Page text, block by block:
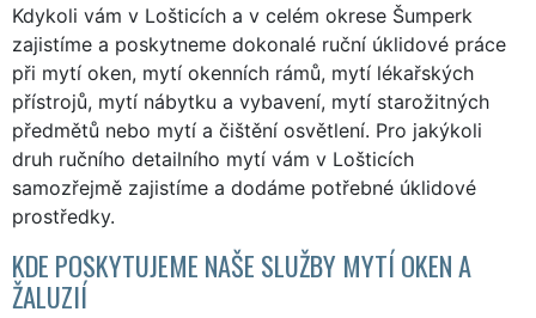
Kdykoli vám v Lošticích a v celém okrese Šumperk
zajistíme a poskytneme dokonalé ruční úklidové práce
při mytí oken, mytí okenních rámů, mytí lékařských
přístrojů, mytí nábytku a vybavení, mytí starožitných
předmětů nebo mytí a čištění osvětlení. Pro jakýkoli
druh ručního detailního mytí vám v Lošticích
samozřejmě zajistíme a dodáme potřebné úklidové
prostředky.
KDE POSKYTUJEME NAŠE SLUŽBY MYTÍ OKEN A
ŽALUZIÍ